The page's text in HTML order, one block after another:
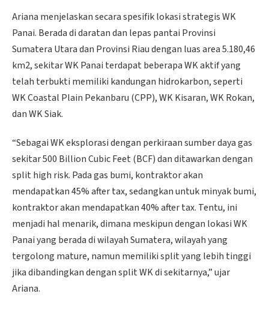
Ariana menjelaskan secara spesifik lokasi strategis WK
Panai. Berada di daratan dan lepas pantai Provinsi
Sumatera Utara dan Provinsi Riau dengan luas area 5.180,46
km2, sekitar WK Panai terdapat beberapa WK aktif yang
telah terbukti memiliki kandungan hidrokarbon, seperti
WK Coastal Plain Pekanbaru (CPP), WK Kisaran, WK Rokan,
dan WK Siak.
“Sebagai WK eksplorasi dengan perkiraan sumber daya gas
sekitar 500 Billion Cubic Feet (BCF) dan ditawarkan dengan
split high risk. Pada gas bumi, kontraktor akan
mendapatkan 45% after tax, sedangkan untuk minyak bumi,
kontraktor akan mendapatkan 40% after tax. Tentu, ini
menjadi hal menarik, dimana meskipun dengan lokasi WK
Panai yang berada di wilayah Sumatera, wilayah yang
tergolong mature, namun memiliki split yang lebih tinggi
jika dibandingkan dengan split WK di sekitarnya,” ujar
Ariana.